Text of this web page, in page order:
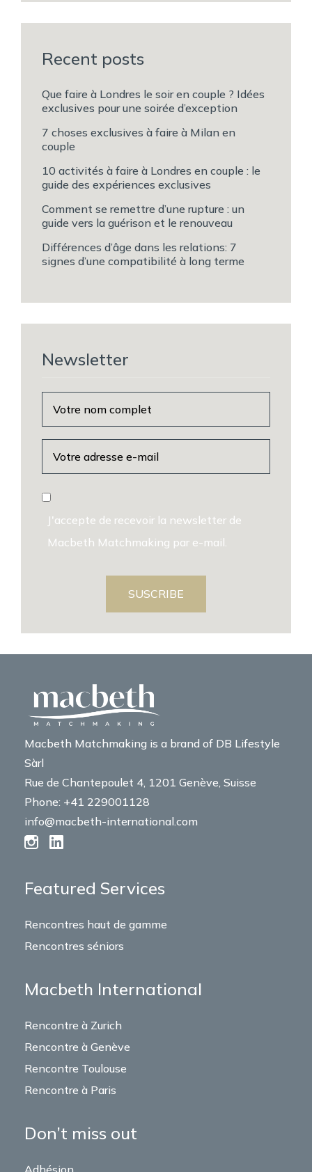
Recent posts
Que faire à Londres le soir en couple ? Idées
exclusives pour une soirée d’exception
7 choses exclusives à faire à Milan en
couple
10 activités à faire à Londres en couple : le
guide des expériences exclusives
Comment se remettre d’une rupture : un
guide vers la guérison et le renouveau
Différences d’âge dans les relations: 7
signes d’une compatibilité à long terme
Newsletter
J'accepte de recevoir la newsletter de
Macbeth Matchmaking par e-mail.
SUSCRIBE
Macbeth Matchmaking is a brand of DB Lifestyle
Sàrl
Rue de Chantepoulet 4, 1201 Genève, Suisse
Phone: +41 229001128
info@macbeth-international.com
Featured Services
Rencontres haut de gamme
Rencontres séniors
Macbeth International
Rencontre à Zurich
Rencontre à Genève
Rencontre Toulouse
Rencontre à Paris
Don’t miss out